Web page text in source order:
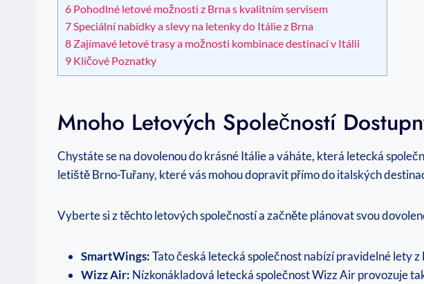
6 Pohodlné letové možnosti z Brna s kvalitním servisem
7 Speciální nabídky a slevy na letenky do Itálie z Brna
8 Zajímavé letové trasy a možnosti kombinace destinací v Itálii
9 Klíčové Poznatky
Mnoho Letových Společností
Chystáte se na dovolenou do krásné Itálie a váháte, která letecká
letiště Brno-Tuřany, které vás mohou dopravit přímo do italských
Vyberte si z těchto letových společností a začněte plánovat svou
SmartWings:Tato česká letecká společnost nabízí pravidelné lety
Wizz Air: Nízkonákladová letecká společnost Wizz Air provozuje